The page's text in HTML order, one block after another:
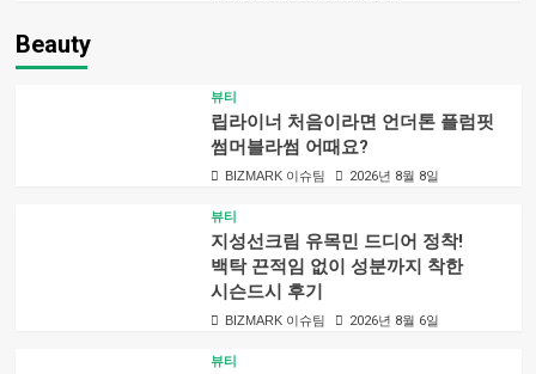
Beauty
뷰티
립라이너 처음이라면 언더톤 플럼핏
썸머블라썸 어때요?
BIZMARK 이슈팀 2026년 8월 8일
뷰티
지성선크림 유목민 드디어 정착!
백탁 끈적임 없이 성분까지 착한
시슨드시 후기
BIZMARK 이슈팀 2026년 8월 6일
뷰티